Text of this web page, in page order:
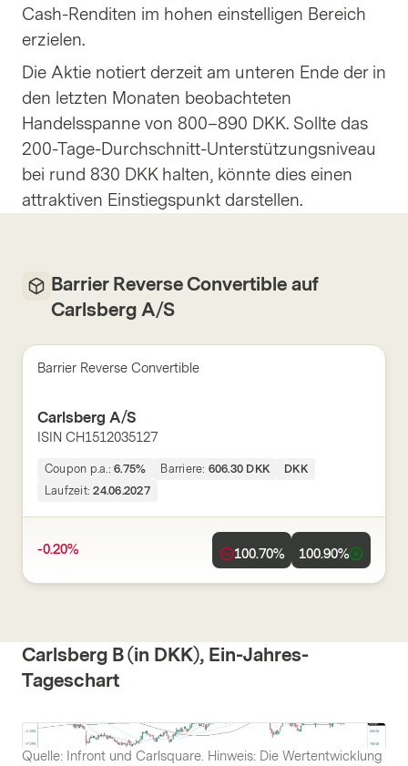
Cash-Renditen im hohen einstelligen Bereich
erzielen.
Die Aktie notiert derzeit am unteren Ende der in
den letzten Monaten beobachteten
Handelsspanne von 800–890 DKK. Sollte das
200-Tage-Durchschnitt-Unterstützungsniveau
bei rund 830 DKK halten, könnte dies einen
attraktiven Einstiegspunkt darstellen.
Barrier Reverse Convertible auf
Carlsberg A/S
Barrier Reverse Convertible
Carlsberg A/S
ISIN CH1512035127
Coupon p.a.:6.75% Barriere: 606.30 DKK
DKK
Laufzeit:24.06.2027
-0.20% 100.70% 100.90%
Carlsberg B (in DKK), Ein-Jahres-
Tageschart
Quelle: Infront und Carlsquare. Hinweis: Die Wertentwicklung